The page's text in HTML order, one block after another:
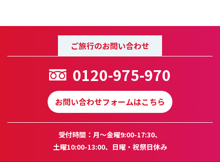
ご旅行のお問い合わせ
0120-975-970
お問い合わせフォームはこちら
受付時間：月～金曜9:00-17:30、
土曜10:00-13:00、日曜・祝祭日休み